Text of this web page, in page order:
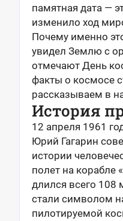
памятная дата —
изменило ход
Почему именно
увидел Землю с
отмечают День
факты о космосе
рассказываем в
История
12 апреля 1961
Юрий Гагарин
истории
полет на корабле
длился всего 108
стали символом
пилотируемой